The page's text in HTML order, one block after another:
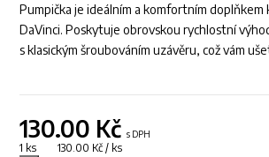
Pumpička je ideálním a komfortním doplňkem
DaVinci. Poskytuje obrovskou rychlostní
s klasickým šroubováním uzávěru, což vám
130.00 Kčs DPH
1 ks 130.00 Kč / ks